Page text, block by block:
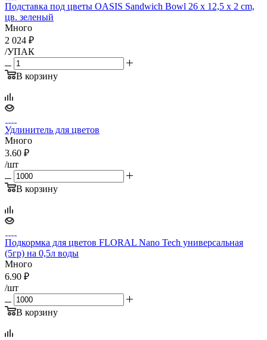
Подставка под цветы OASIS Sandwich Bowl 26 x 12,5 x 2 cm,
цв. зеленый
Много
2 024 ₽
/УПАК
В корзину
Удлинитель для цветов
Много
3.60 ₽
/шт
В корзину
Подкормка для цветов FLORAL Nano Tech универсальная
(5гр) на 0,5л воды
Много
6.90 ₽
/шт
В корзину